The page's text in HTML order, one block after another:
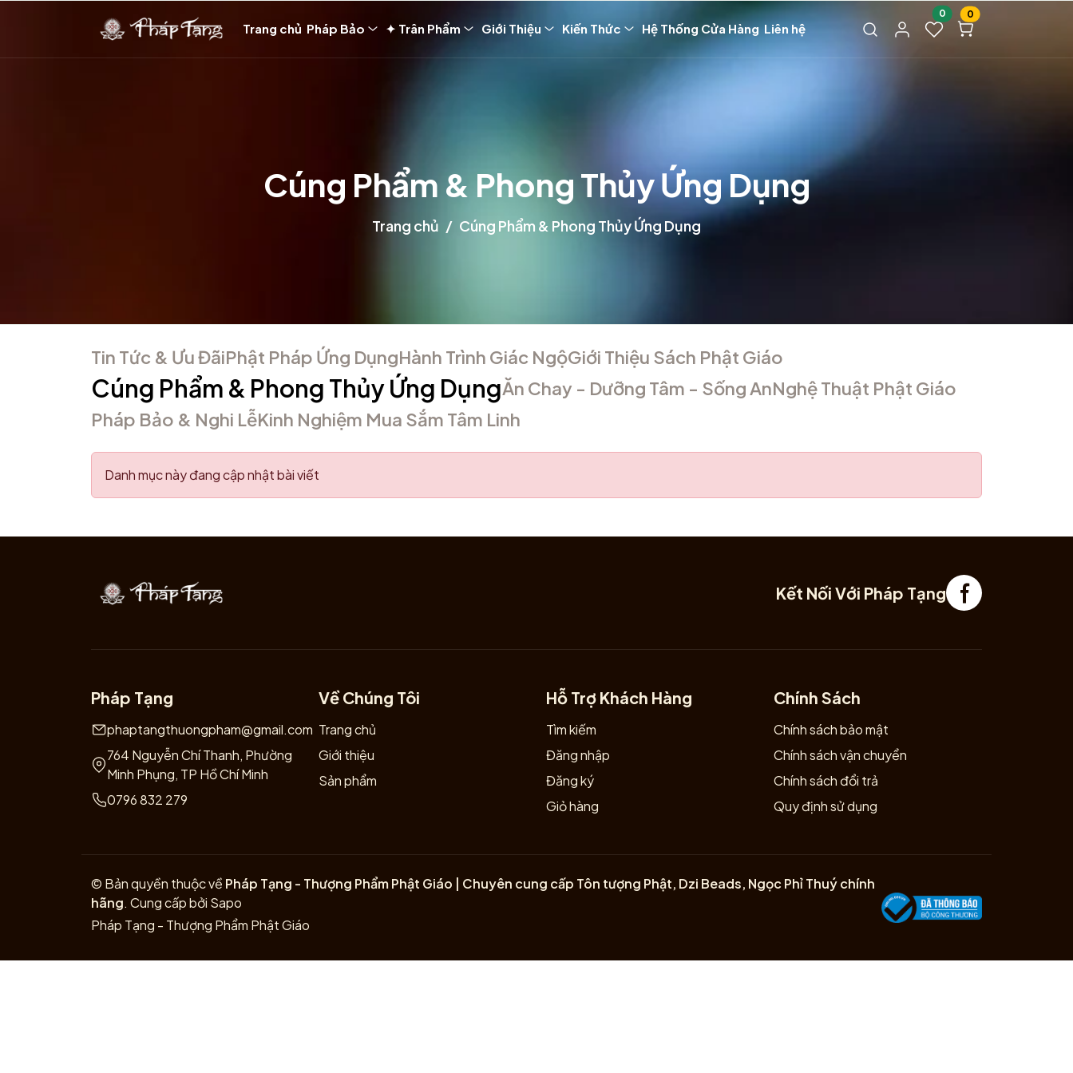
Trang chủ Pháp Bảo ✦ Trân Phẩm Giới Thiệu Kiến Thức Hệ Thống Cửa Hàng Liên hệ
0 0
Cúng Phẩm & Phong Thủy Ứng Dụng
Trang chủ Cúng Phẩm & Phong Thủy Ứng Dụng
Tin Tức & Ưu ĐãiPhật Pháp Ứng DụngHành Trình Giác NgộGiới Thiệu Sách Phật Giáo
Cúng Phẩm & Phong Thủy Ứng DụngĂn Chay - Dưỡng Tâm - Sống AnNghệ Thuật Phật Giáo
Pháp Bảo & Nghi LễKinh Nghiệm Mua Sắm Tâm Linh
Danh mục này đang cập nhật bài viết
Kết Nối Với Pháp Tạng
Pháp Tạng
phaptangthuongpham@gmail.com
764 Nguyễn Chí Thanh, Phường
Minh Phụng, TP Hồ Chí Minh
0796 832 279
Về Chúng Tôi
Trang chủ
Giới thiệu
Sản phẩm
Hỗ Trợ Khách Hàng
Tìm kiếm
Đăng nhập
Đăng ký
Giỏ hàng
Chính Sách
Chính sách bảo mật
Chính sách vận chuyển
Chính sách đổi trả
Quy định sử dụng
© Bản quyền thuộc về Pháp Tạng - Thượng Phẩm Phật Giáo | Chuyên cung cấp Tôn tượng Phật, Dzi Beads, Ngọc Phỉ Thuý chính
hãng. Cung cấp bởi Sapo
Pháp Tạng - Thượng Phẩm Phật Giáo